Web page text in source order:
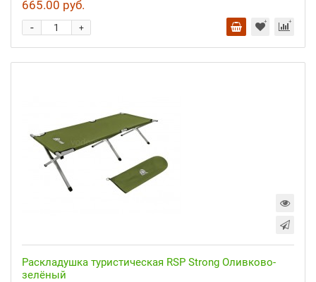
665.00 руб.
+
-
Раскладушка туристическая RSP Strong Оливково-
зелёный